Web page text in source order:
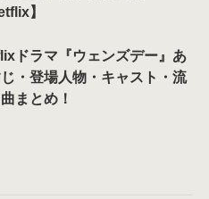
】
ドラマ『ウェンズデー』あ
・登場人物・キャスト・流
まとめ！